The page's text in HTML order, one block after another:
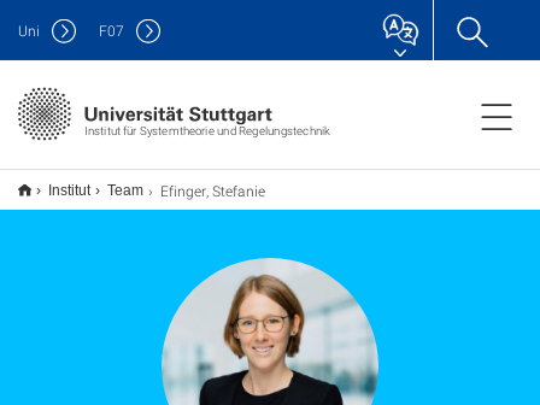
Institut für Systemtheorie und Regelungstechnik
Uni F07
Institut Team Efinger, Stefanie